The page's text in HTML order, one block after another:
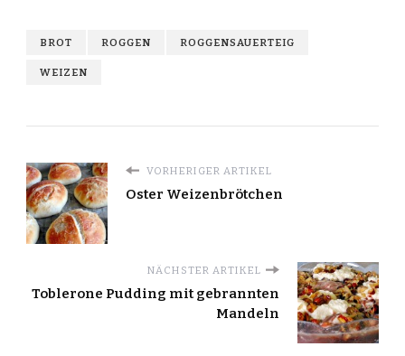
BROT ROGGEN ROGGENSAUERTEIG
WEIZEN
VORHERIGER ARTIKEL
Oster Weizenbrötchen
NÄCHSTER ARTIKEL
Toblerone Pudding mit gebrannten
Mandeln